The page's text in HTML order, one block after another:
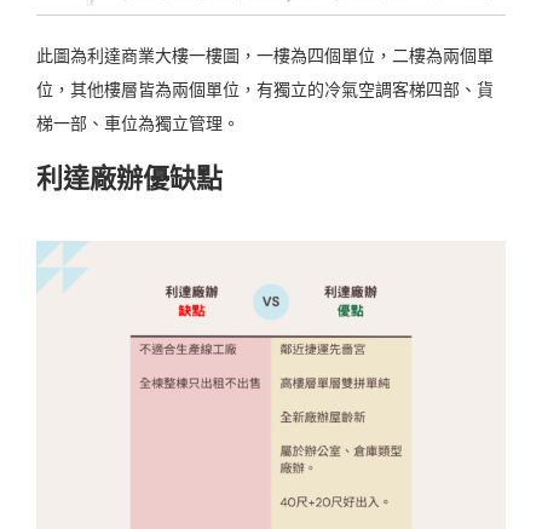
此圖為利達商業大樓一樓圖，一樓為四個單位，二樓為兩個單
位，其他樓層皆為兩個單位，有獨立的冷氣空調客梯四部、貨
梯一部、車位為獨立管理。
利達廠辦優缺點